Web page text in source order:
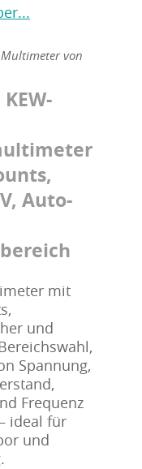
von
Auto-
mit
und
Spannung,
Frequenz
ideal für
und